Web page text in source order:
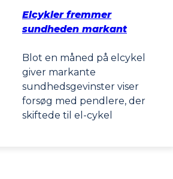
Elcykler fremmer
sundheden markant
Blot en måned på elcykel
giver markante
sundhedsgevinster viser
forsøg med pendlere, der
skiftede til el-cykel